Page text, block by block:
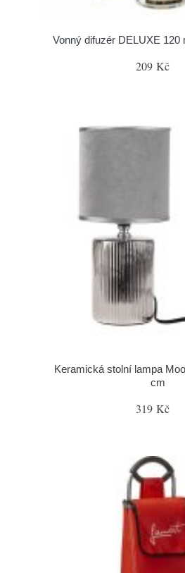
Vonný difuzér DELUXE 120
209 Kč
Keramická stolní lampa
cm
319 Kč